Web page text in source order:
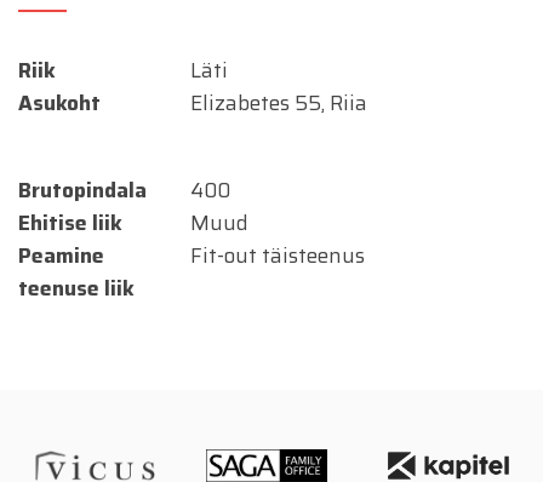
Riik
Läti
Asukoht
Elizabetes 55, Riia
Brutopindala
400
Ehitise liik
Muud
Peamine
teenuse liik
Fit-out täisteenus